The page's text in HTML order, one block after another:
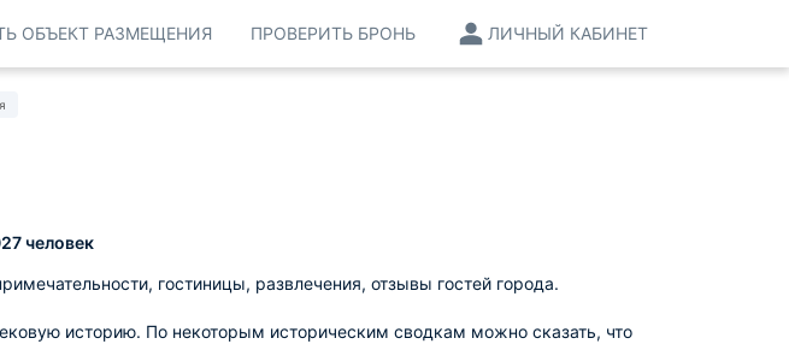
ЛИЧНЫЙ КАБИНЕТ
ПРОВЕРИТЬ БРОНЬ
ОБЪЕКТ РАЗМЕЩЕНИЯ
человек
гостиницы, развлечения, отзывы гостей города.
историю. По некоторым историческим сводкам можно сказать, что